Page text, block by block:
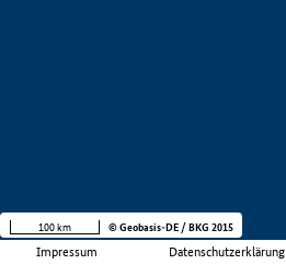
Impressum Datenschutzerklärung
100 km © Geobasis-DE / BKG 2015